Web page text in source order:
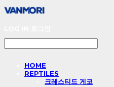
HOME
REPTILES
크레스티드 게코